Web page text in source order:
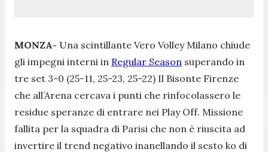
MONZA- Una scintillante Vero Volley Milano chiude
gli impegni interni in Regular Season superando in
tre set 3-0 (25-11, 25-23, 25-22) Il Bisonte Firenze
che all’Arena cercava i punti che rinfocolassero le
residue speranze di entrare nei Play Off. Missione
fallita per la squadra di Parisi che non è riuscita ad
invertire il trend negativo inanellando il sesto ko di